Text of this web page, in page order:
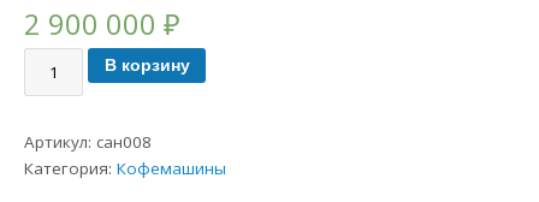
2 900 000₽
В корзину
Артикул: сан008
Категория:Кофемашины